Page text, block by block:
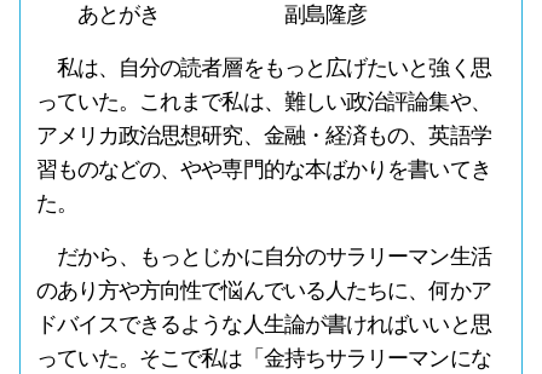
あとがき 副島隆彦
私は、自分の読者層をもっと広げたいと強く思
っていた。これまで私は、難しい政治評論集や、
アメリカ政治思想研究、金融・経済もの、英語学
習ものなどの、やや専門的な本ばかりを書いてき
た。
だから、もっとじかに自分のサラリーマン生活
のあり方や方向性で悩んでいる人たちに、何かア
ドバイスできるような人生論が書ければいいと思
っていた。そこで私は「金持ちサラリーマンにな